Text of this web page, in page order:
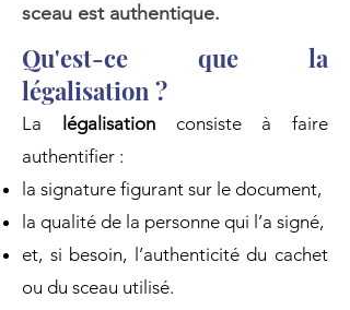
sceau est authentique.
Qu'est-ce que la
légalisation ?
La légalisationconsiste à faire
authentifier :
la signature figurant sur le document,
la qualité de la personne qui l’a signé,
et, si besoin, l’authenticité du cachet
ou du sceau utilisé.